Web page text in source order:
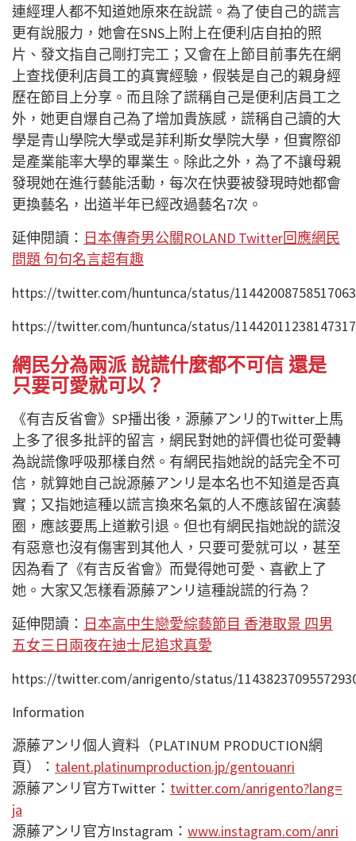
連經理人都不知道她原來在說謊。為了使自己的謊言
更有說服力，她會在SNS上附上在便利店自拍的照
片、發文指自己剛打完工；又會在上節目前事先在網
上查找便利店員工的真實經驗，假裝是自己的親身經
歷在節目上分享。而且除了謊稱自己是便利店員工之
外，她更自爆自己為了增加貴族感，謊稱自己讀的大
學是青山學院大學或是菲利斯女學院大學，但實際卻
是產業能率大學的畢業生。除此之外，為了不讓母親
發現她在進行藝能活動，每次在快要被發現時她都會
更換藝名，出道半年已經改過藝名7次。
延伸閱讀： 日本傳奇男公關ROLAND Twitter回應網民
問題 句句名言超有趣
https://twitter.com/huntunca/status/
https://twitter.com/huntunca/status/
網民分為兩派 說謊什麼都不可信 還是
只要可愛就可以？
《有吉反省會》SP播出後，源藤アンリ的Twitter上馬
上多了很多批評的留言，網民對她的評價也從可愛轉
為說謊像呼吸那樣自然。有網民指她說的話完全不可
信，就算她自己說源藤アンリ是本名也不知道是否真
實；又指她這種以謊言換來名氣的人不應該留在演藝
圈，應該要馬上道歉引退。但也有網民指她說的謊沒
有惡意也沒有傷害到其他人，只要可愛就可以，甚至
因為看了《有吉反省會》而覺得她可愛、喜歡上了
她。大家又怎樣看源藤アンリ這種說謊的行為？
延伸閱讀： 日本高中生戀愛綜藝節目 香港取景 四男
五女三日兩夜在迪士尼追求真愛
https://twitter.com/anrigento/status/
Information
源藤アンリ個人資料（PLATINUM PRODUCTION網
頁）： talent.platinumproduction.jp/gentouanri
源藤アンリ官方Twitter： twitter.com/anrigento?lang=
ja
源藤アンリ官方Instagram： www.instagram.com/anri